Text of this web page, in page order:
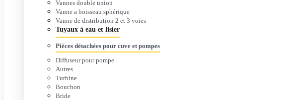
Vannes double union
Vanne a boisseau sphérique
Vanne de distribution 2 et 3 voies
Tuyaux à eau et lisier
Pièces détachées pour cuve et pompes
Diffuseur pour pompe
Autres
Turbine
Bouchon
Bride